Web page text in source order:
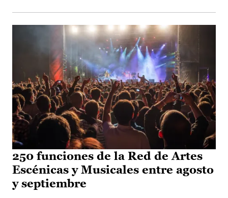
250 funciones de la Red de Artes
Escénicas y Musicales entre agosto
y septiembre